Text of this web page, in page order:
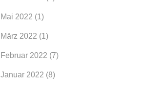
Mai 2022 (1)
März 2022 (1)
Februar 2022 (7)
Januar 2022 (8)